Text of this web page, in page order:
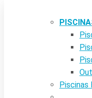
Piscinas